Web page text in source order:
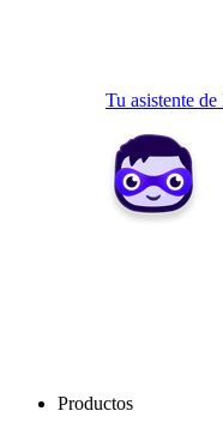
Tu asistente
Productos